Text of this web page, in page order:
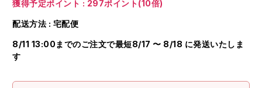
獲得予定ポイント : 297ポイント(10倍)
配送方法 : 宅配便
8/11 13:00までのご注文で最短8/17 〜 8/18 に発送いたしま
す